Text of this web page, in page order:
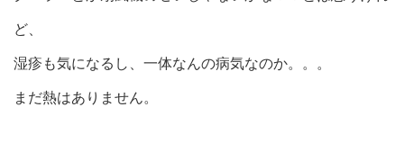
ど、
湿疹も気になるし、一体なんの病気なのか。。。
まだ熱はありません。